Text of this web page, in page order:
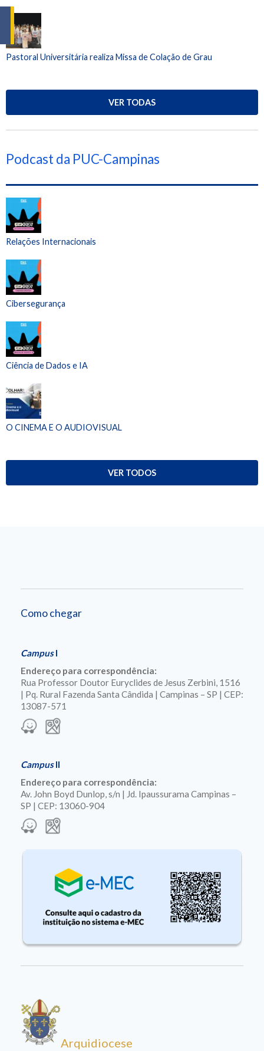
Pastoral Universitária realiza Missa de Colação de Grau
VER TODAS
Podcast da PUC-Campinas
Relações Internacionais
Cibersegurança
Ciência de Dados e IA
O CINEMA E O AUDIOVISUAL
VER TODOS
Como chegar
CampusI
Endereço para correspondência:
Rua Professor Doutor Euryclides de Jesus Zerbini, 1516
| Pq. Rural Fazenda Santa Cândida | Campinas – SP | CEP:
13087-571
CampusII
Endereço para correspondência:
Av. John Boyd Dunlop, s/n | Jd. Ipaussurama Campinas –
SP | CEP: 13060-904
Arquidiocese